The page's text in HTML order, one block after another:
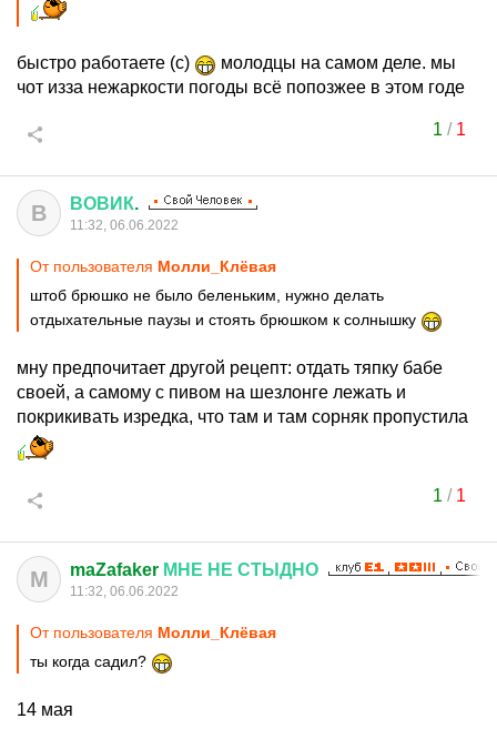
быстро работаете (с)
молодцы на самом деле. мы
чот изза нежаркости погоды всё попозжее в этом годе
1 / 1
В ВОВИК.
11:32, 06.06.2022
От пользователя Молли_Клёвая
штоб брюшко не было беленьким, нужно делать
отдыхательные паузы и стоять брюшком к солнышку
мну предпочитает другой рецепт: отдать тяпку бабе
своей, а самому с пивом на шезлонге лежать и
покрикивать изредка, что там и там сорняк пропустила
1 / 1
M maZafaker МНЕ НЕ СТЫДНО
11:32, 06.06.2022
От пользователя Молли_Клёвая
ты когда садил?
14 мая